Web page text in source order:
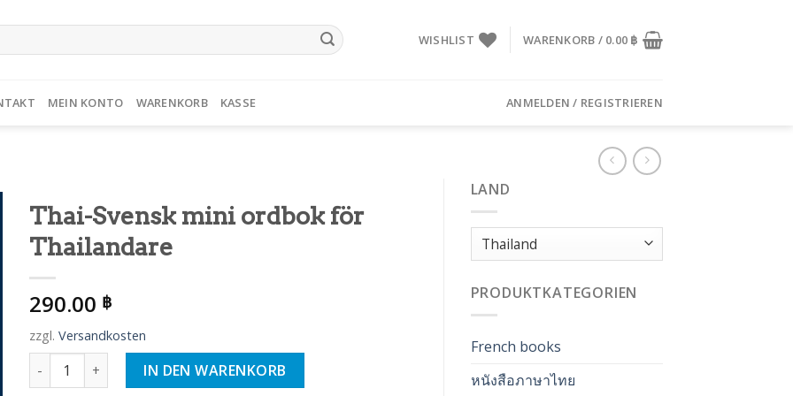
WISHLIST WARENKORB / 0.00 ฿
MEIN KONTO WARENKORB KASSE ANMELDEN / REGISTRIEREN
LAND
PRODUKTKATEGORIEN
French books
หนังสือภาษาไทย
Thai-Svensk mini ordbok för
Thailandare
290.00 ฿
zzgl. Versandkosten
Thai-Svensk mini ordbok för Thailandare Menge
IN DEN WARENKORB